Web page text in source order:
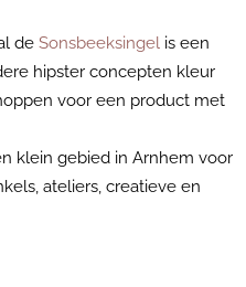
de Sonsbeeksingel is een
hipster concepten kleur
voor een product met
klein gebied in Arnhem voor
ateliers, creatieve en